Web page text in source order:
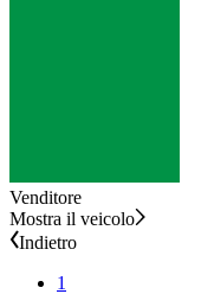
Venditore
Mostra il veicolo
Indietro
1